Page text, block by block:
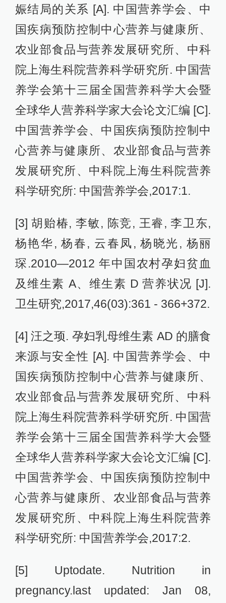
娠结局的关系 [A]. 中国营养学会、中
国疾病预防控制中心营养与健康所、
农业部食品与营养发展研究所、中科
院上海生科院营养科学研究所. 中国营
养学会第十三届全国营养科学大会暨
全球华人营养科学家大会论文汇编 [C].
中国营养学会、中国疾病预防控制中
心营养与健康所、农业部食品与营养
发展研究所、中科院上海生科院营养
科学研究所: 中国营养学会,2017:1.
[3] 胡贻椿, 李敏, 陈竞, 王睿, 李卫东,
杨艳华, 杨春, 云春凤, 杨晓光, 杨丽
琛.2010—2012 年中国农村孕妇贫血
及维生素 A、维生素 D 营养状况 [J].
卫生研究,2017,46(03):361 - 366+372.
[4] 汪之顼. 孕妇乳母维生素 AD 的膳食
来源与安全性 [A]. 中国营养学会、中
国疾病预防控制中心营养与健康所、
农业部食品与营养发展研究所、中科
院上海生科院营养科学研究所. 中国营
养学会第十三届全国营养科学大会暨
全球华人营养科学家大会论文汇编 [C].
中国营养学会、中国疾病预防控制中
心营养与健康所、农业部食品与营养
发展研究所、中科院上海生科院营养
科学研究所: 中国营养学会,2017:2.
[5] Uptodate. Nutrition in
pregnancy.last updated: Jan 08,